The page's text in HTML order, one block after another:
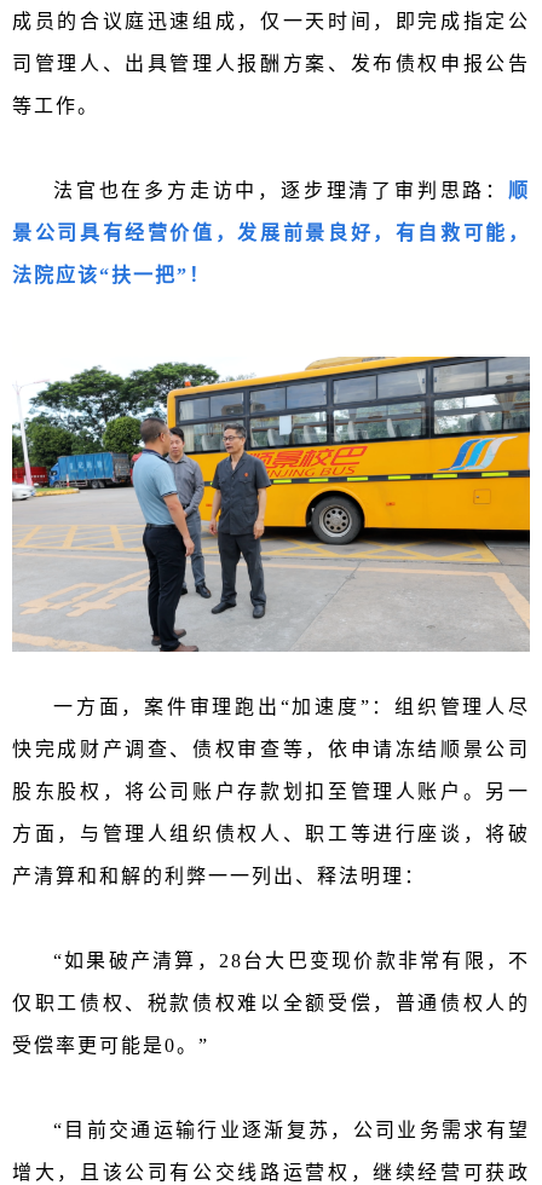
成员的合议庭迅速组成，仅一天时间，即完成指定公
司管理人、出具管理人报酬方案、发布债权申报公告
等工作。
法官也在多方走访中， 逐步理清了审判思路： 顺
景公司具有经营价值，发展前景良好，有自救可能，
法院应该“扶一把”！
一方面，案件审理跑出“加速度”：组织管理人尽
快完成财产调查、债权审查等，依申请冻结顺景公司
股东股权，将公司账户存款划扣至管理人账户。 另一
方面， 与管理人组织债权人、职工等进行座谈，将破
产清算和和解的利弊一一列出、释法明理：
“如果破产清算， 28台大巴变现价款非常有限，不
仅职工债权、税款债权难以全额受偿，普通债权人的
受偿率更可能是0。”
“目前交通运输行业逐渐复苏， 公司业务需求有望
增大，且该公司有公交线路运营权，继续经营可获政